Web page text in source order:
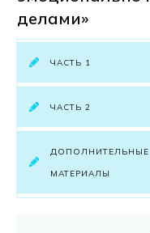
делами»
ЧАСТЬ 1
ЧАСТЬ 2
ДОПОЛНИТЕЛЬНЫЕ
МАТЕРИАЛЫ